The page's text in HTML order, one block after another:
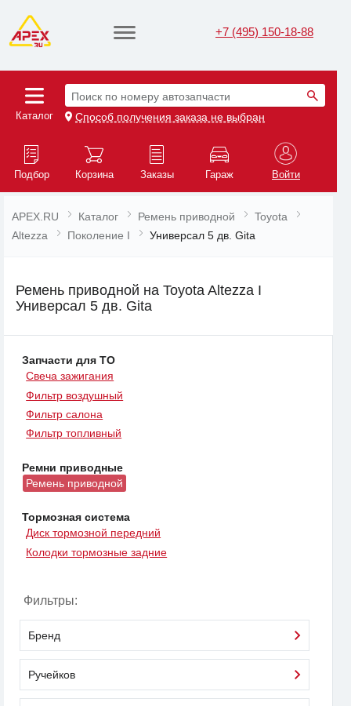
+7 (495) 150-18-88
Каталог
Поиск по номеру автозапчасти
Способ получения заказа не выбран
Подбор Корзина Заказы Гараж Войти
APEX.RU Каталог Ремень приводной
Toyota
Altezza
Поколение I Универсал 5 дв. Gita
Ремень приводной на Toyota Altezza I
Универсал 5 дв. Gita
Запчасти для ТО
Свеча зажигания
Фильтр воздушный
Фильтр салона
Фильтр топливный
Ремни приводные
Ремень приводной
Тормозная система
Диск тормозной передний
Колодки тормозные задние
Фильтры:
Бренд
Ручейков